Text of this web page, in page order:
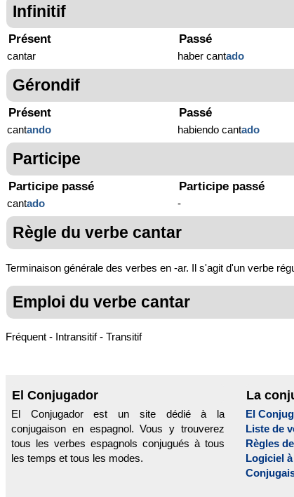
Infinitif
Présent
cantar
Passé
haber cantado
Gérondif
Présent
cantando
Passé
habiendo cantado
Participe
Participe passé
cantado
Participe passé
-
Règle du verbe cantar
Terminaison générale des verbes en -ar. Il s'agit d'un verbe
Emploi du verbe cantar
Fréquent - Intransitif - Transitif
El Conjugador
El Conjugador est un site dédié à la
conjugaison en espagnol. Vous y trouverez
tous les verbes espagnols conjugués à tous
les temps et tous les modes.
La
El
Liste de
Règles
Logiciel